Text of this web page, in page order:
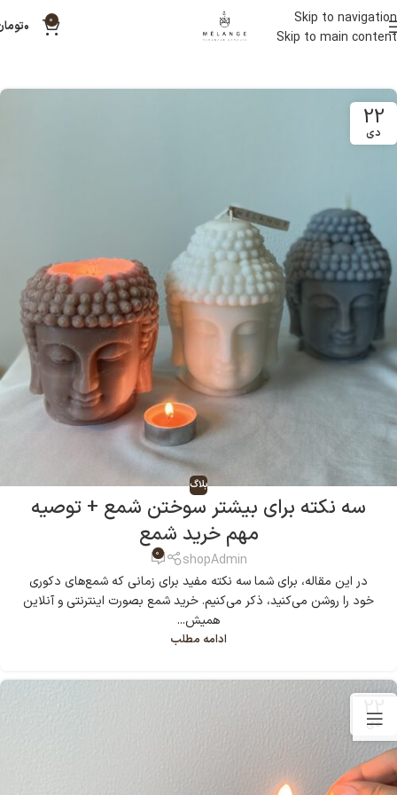
Skip to navigation
Skip to main content
0 ۰
22
دی
بلاگ
سه نکته برای بیشتر سوختن شمع + توصیه
مهم خرید شمع
shopAdmin
0
در این مقاله، برای شما سه نکته مفید برای زمانی که شمع‌های دکوری
خود را روشن می‌کنید، ذکر می‌کنیم. خرید شمع بصورت اینترنتی و آنلاین
همیش...
ادامه مطلب
22
دی